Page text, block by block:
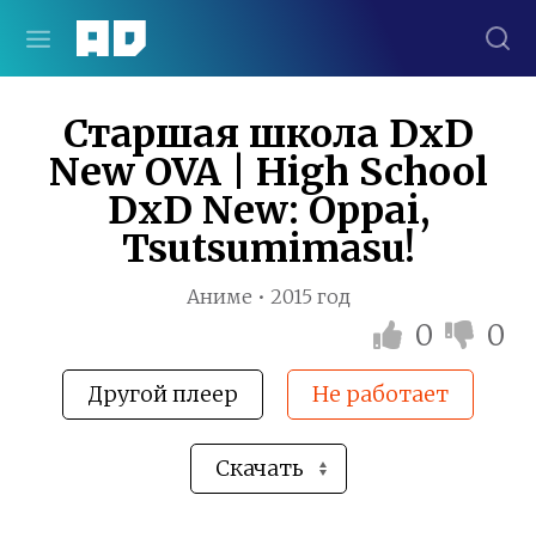
Старшая школа DxD
New OVA | High School
DxD New: Oppai,
Tsutsumimasu!
Аниме • 2015 год
0 0
Другой плеер Не работает